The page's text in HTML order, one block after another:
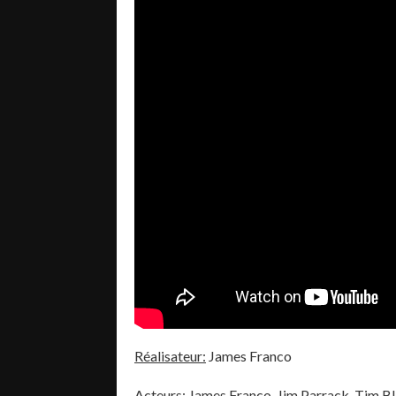
Réalisateur: James Franco